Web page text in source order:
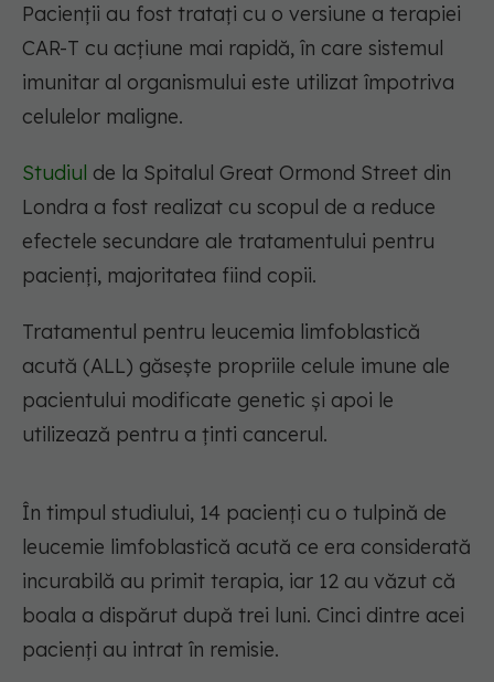
Pacienții au fost tratați cu o versiune a terapiei
CAR-T cu acțiune mai rapidă, în care sistemul
imunitar al organismului este utilizat împotriva
celulelor maligne.
Studiul de la Spitalul Great Ormond Street din
Londra a fost realizat cu scopul de a reduce
efectele secundare ale tratamentului pentru
pacienți, majoritatea fiind copii.
Tratamentul pentru leucemia limfoblastică
acută (ALL) găsește propriile celule imune ale
pacientului modificate genetic și apoi le
utilizează pentru a ținti cancerul.
În timpul studiului, 14 pacienți cu o tulpină de
leucemie limfoblastică acută ce era considerată
incurabilă au primit terapia, iar 12 au văzut că
boala a dispărut după trei luni. Cinci dintre acei
pacienți au intrat în remisie.